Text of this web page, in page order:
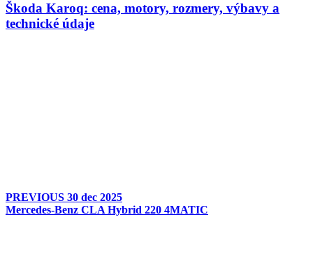
Škoda Karoq: cena, motory, rozmery, výbavy a
technické údaje
PREVIOUS 30 dec 2025
Mercedes-Benz CLA Hybrid 220 4MATIC